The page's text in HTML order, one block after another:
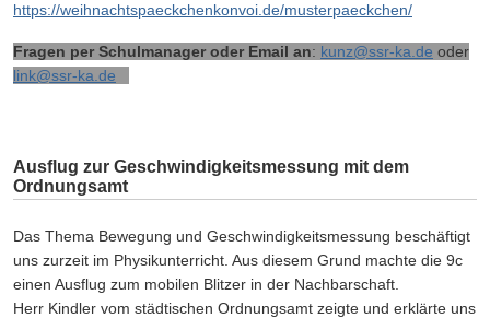
https://weihnachtspaeckchenkonvoi.de/musterpaeckchen/
Fragen per Schulmanager oder Email an: kunz@ssr-ka.de oder
link@ssr-ka.de
Ausflug zur Geschwindigkeitsmessung mit dem
Ordnungsamt
Das Thema Bewegung und Geschwindigkeitsmessung beschäftigt
uns zurzeit im Physikunterricht. Aus diesem Grund machte die 9c
einen Ausflug zum mobilen Blitzer in der Nachbarschaft.
Herr Kindler vom städtischen Ordnungsamt zeigte und erklärte uns